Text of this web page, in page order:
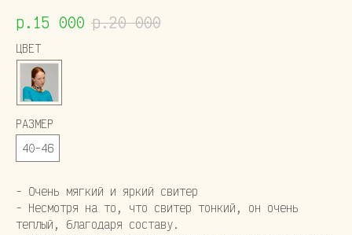
р. 15 000 р.20 000
ЦВЕТ
РАЗМЕР
40-46
- Очень мягкий и яркий свитер
- Несмотря на то, что свитер тонкий, он очень
теплый, благодаря составу.